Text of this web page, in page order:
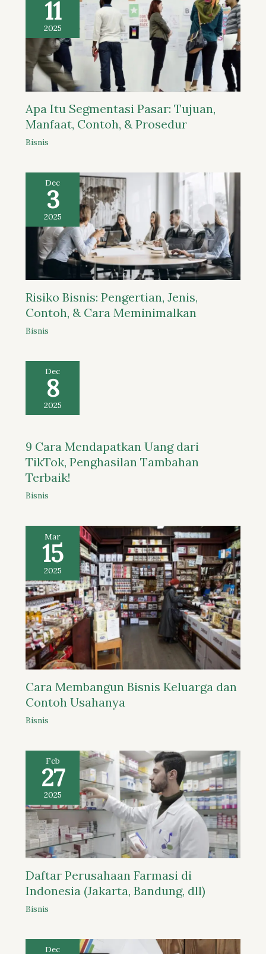
11
2025
Apa Itu Segmentasi Pasar: Tujuan,
Manfaat, Contoh, & Prosedur
Bisnis
Dec
3
2025
Risiko Bisnis: Pengertian, Jenis,
Contoh, & Cara Meminimalkan
Bisnis
Dec
8
2025
9 Cara Mendapatkan Uang dari
TikTok, Penghasilan Tambahan
Terbaik!
Bisnis
Mar
15
2025
Cara Membangun Bisnis Keluarga dan
Contoh Usahanya
Bisnis
Feb
27
2025
Daftar Perusahaan Farmasi di
Indonesia (Jakarta, Bandung, dll)
Bisnis
Dec